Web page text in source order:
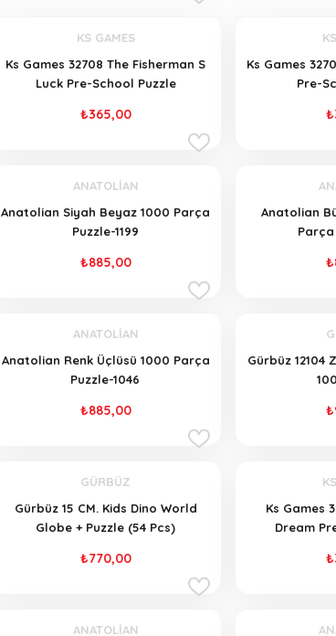
KS GAMES
Ks Games 32708 The Fisherman S
Luck Pre-School Puzzle
₺365,00
Ks Games
Pre-
ANATOLİAN
Anatolian Siyah Beyaz 1000 Parça
Puzzle-1199
₺885,00
Anatolian
Parça
ANATOLİAN
Anatolian Renk Üçlüsü 1000 Parça
Puzzle-1046
₺885,00
Gürbüz 12104
GÜRBÜZ
Gürbüz 15 CM. Kids Dino World
Globe + Puzzle (54 Pcs)
₺770,00
Ks Games
Dream
ANATOLİAN